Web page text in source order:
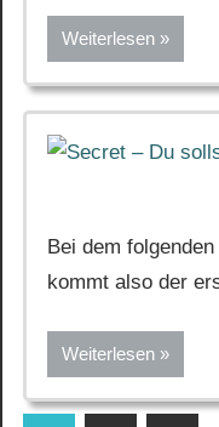
Weiterlesen
Bei dem
kommt also der
Weiterlesen